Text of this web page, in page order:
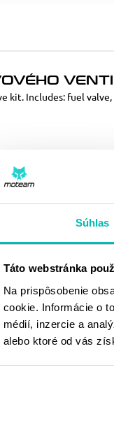
Súhlas
Táto webstránka
Na prispôsobenie
cookie. Informácie o
médií, inzercie a
alebo ktoré od vás
kit. Includes: fuel